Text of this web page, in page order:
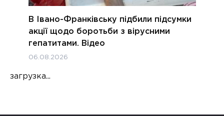
В Івано-Франківську підбили підсумки
акції щодо боротьби з вірусними
гепатитами. Відео
06.08.2026
загрузка...